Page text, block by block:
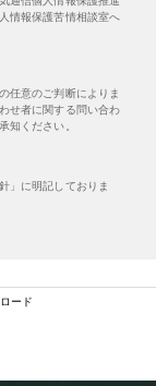
情報保護苦情相談室へ
任意のご判断によりま
せ者に関する問い合わ
知ください。
」に明記しておりま
ード